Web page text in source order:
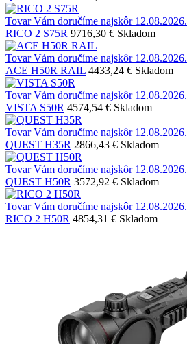
Tovar Vám doručíme najskôr 12.08.2026.
RICO 2 S75R 9716,30 € Skladom
Tovar Vám doručíme najskôr 12.08.2026.
ACE H50R RAIL 4433,24 € Skladom
Tovar Vám doručíme najskôr 12.08.2026.
VISTA S50R 4574,54 € Skladom
Tovar Vám doručíme najskôr 12.08.2026.
QUEST H35R 2866,43 € Skladom
Tovar Vám doručíme najskôr 12.08.2026.
QUEST H50R 3572,92 € Skladom
Tovar Vám doručíme najskôr 12.08.2026.
RICO 2 H50R 4854,31 € Skladom